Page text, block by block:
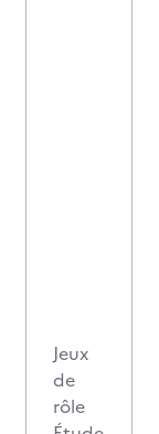
Jeux
de
rôle